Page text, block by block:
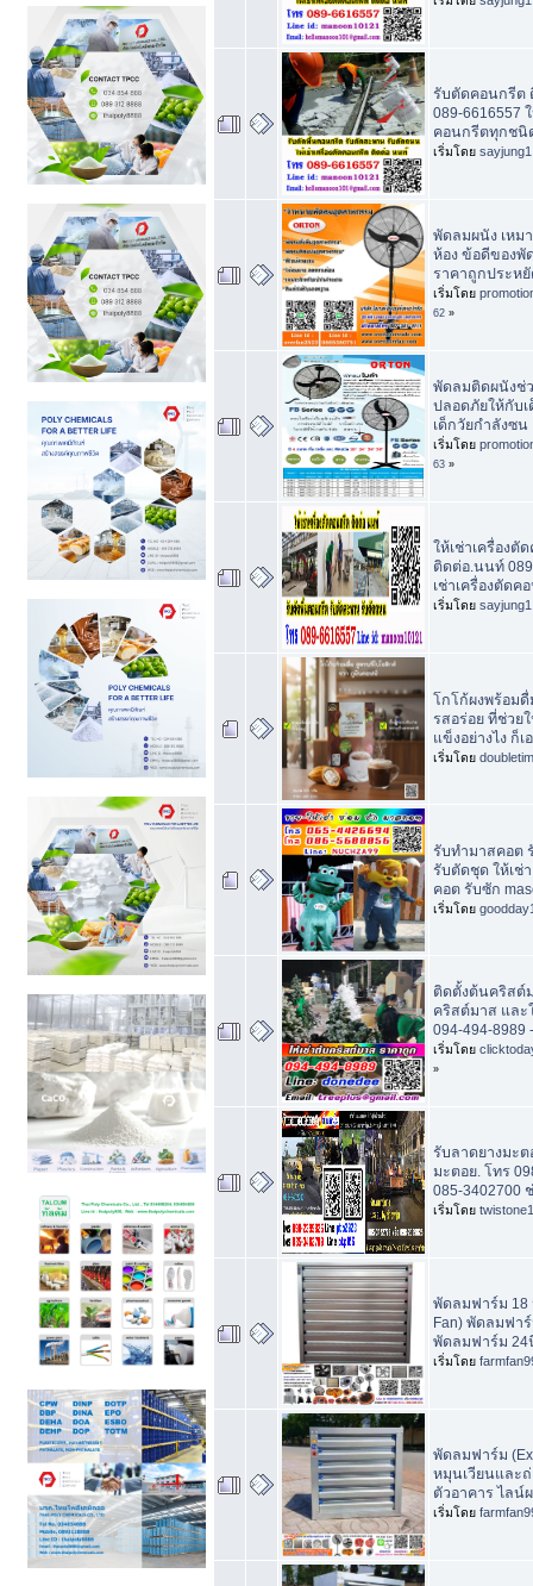
รับตัดคอนกรีต
089-6616557
คอนกรีตทุกชนิ
เริ่มโดย sayjung1
พัดลมผนัง เหม
ห้อง ข้อดีของพั
ราคาถูกประห
เริ่มโดย
62 »
พัดลมติดผนังช่
ปลอดภัยให้กับเ
เด็กวัยกำลังซน
เริ่มโดย
63 »
ให้เช่าเครื่องตั
ติดต่อ.นนท์
เช่าเครื่องตัดค
เริ่มโดย sayjung1
โกโก้ผงพร้อม
รสอร่อย ที่ช่วย
แข็งอย่างไง ก็เ
เริ่มโดย
รับทำมาสคอต
รับตัดชุด ให้เช่
คอต รับซัก
เริ่มโดย
ติดตั้งต้นคริสต์
คริสต์มาส และ
094-494-8989
เริ่มโดย
»
รับลาดยางมะต
มะตอย. โทร
085-3402700
เริ่มโดย twistone1
พัดลมฟาร์ม 18
Fan) พัดลมฟา
พัดลมฟาร์ม 24
เริ่มโดย
พัดลมฟาร์ม
หมุนเวียนและ
ตัวอาคาร ไลน์
เริ่มโดย